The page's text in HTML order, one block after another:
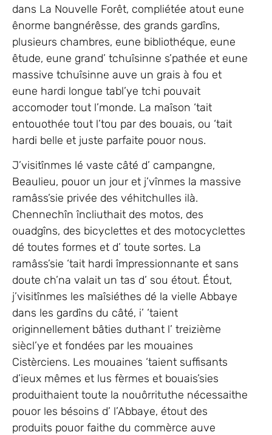
dans La Nouvelle Forêt, compliétée atout eune
ênorme bangnérêsse, des grands gardîns,
plusieurs chambres, eune bibliothéque, eune
êtude, eune grand’ tchuîsinne s’pathée et eune
massive tchuîsinne auve un grais à fou et
eune hardi longue tabl’ye tchi pouvait
accomoder tout l’monde. La maîson ‘tait
entouothée tout l’tou par des bouais, ou ‘tait
hardi belle et juste parfaite pouor nous.
J’visitînmes lé vaste câté d’ campangne,
Beaulieu, pouor un jour et j’vînmes la massive
ramâss’sie privée des véhitchulles ilà.
Chennechîn încliuthait des motos, des
ouadgîns, des bicyclettes et des motocyclettes
dé toutes formes et d’ toute sortes. La
ramâss’sie ‘tait hardi împressionnante et sans
doute ch’na valait un tas d’ sou étout. Étout,
j’visitînmes les maîsiéthes dé la vielle Abbaye
dans les gardîns du câté, i’ ‘taient
originnellement bâties duthant l’ treizième
siècl’ye et fondées par les mouaines
Cistèrciens. Les mouaines ‘taient suffisants
d’ieux mêmes et lus fèrmes et bouais’sies
produithaient toute la nouôrrituthe nécessaithe
pouor les bésoins d’ l’Abbaye, étout des
produits pouor faithe du commèrce auve